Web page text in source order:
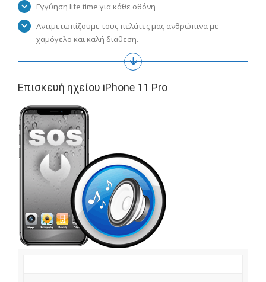
Εγγύηση life time για κάθε οθόνη
Αντιμετωπίζουμε τους πελάτες μας ανθρώπινα με
χαμόγελο και καλή διάθεση.
Επισκευή ηχείου iPhone 11 Pro